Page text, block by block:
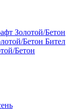
Бител
Бетон